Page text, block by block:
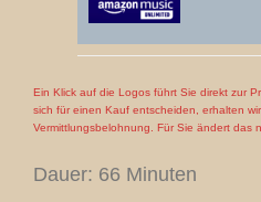
Ein Klick auf die Logos führt Sie direkt zur
sich für einen Kauf entscheiden, erhalten
Vermittlungsbelohnung. Für Sie ändert das
Dauer: 66 Minuten